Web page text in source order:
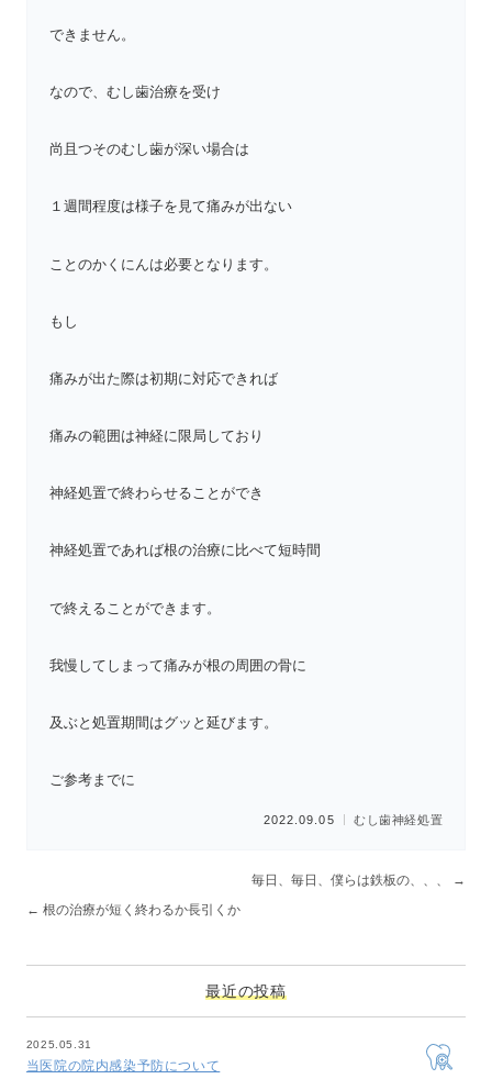
できません。
なので、むし歯治療を受け
尚且つそのむし歯が深い場合は
１週間程度は様子を見て痛みが出ない
ことのかくにんは必要となります。
もし
痛みが出た際は初期に対応できれば
痛みの範囲は神経に限局しており
神経処置で終わらせることができ
神経処置であれば根の治療に比べて短時間
で終えることができます。
我慢してしまって痛みが根の周囲の骨に
及ぶと処置期間はグッと延びます。
ご参考までに
2022.09.05 むし歯神経処置
毎日、毎日、僕らは鉄板の、、、
→
← 根の治療が短く終わるか長引くか
最近の投稿
2025.05.31
当医院の院内感染予防について